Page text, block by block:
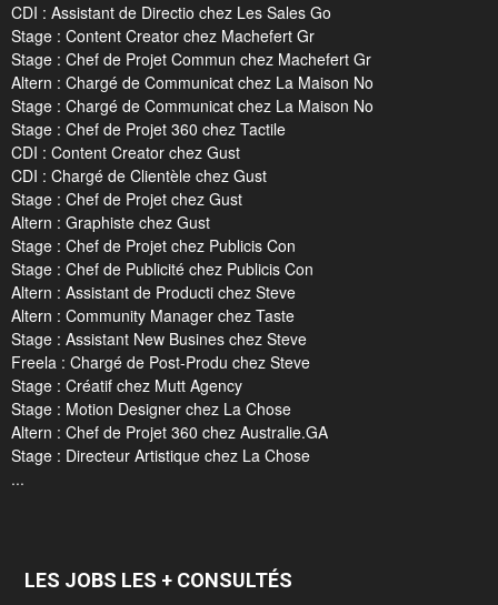
CDI : Assistant de Directio chez Les Sales Go
Stage : Content Creator chez Machefert Gr
Stage : Chef de Projet Commun chez Machefert Gr
Altern : Chargé de Communicat chez La Maison No
Stage : Chargé de Communicat chez La Maison No
Stage : Chef de Projet 360 chez Tactile
CDI : Content Creator chez Gust
CDI : Chargé de Clientèle chez Gust
Stage : Chef de Projet chez Gust
Altern : Graphiste chez Gust
Stage : Chef de Projet chez Publicis Con
Stage : Chef de Publicité chez Publicis Con
Altern : Assistant de Producti chez Steve
Altern : Community Manager chez Taste
Stage : Assistant New Busines chez Steve
Freela : Chargé de Post-Produ chez Steve
Stage : Créatif chez Mutt Agency
Stage : Motion Designer chez La Chose
Altern : Chef de Projet 360 chez Australie.GA
Stage : Directeur Artistique chez La Chose
...
LES JOBS LES + CONSULTÉS